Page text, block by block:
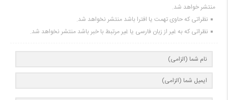
منتشر خواهد شد.
نظراتی که حاوی تهمت یا افترا باشد منتشر نخواهد شد.
نظراتی که به غیر از زبان فارسی یا غیر مرتبط با خبر باشد منتشر نخواهد شد.